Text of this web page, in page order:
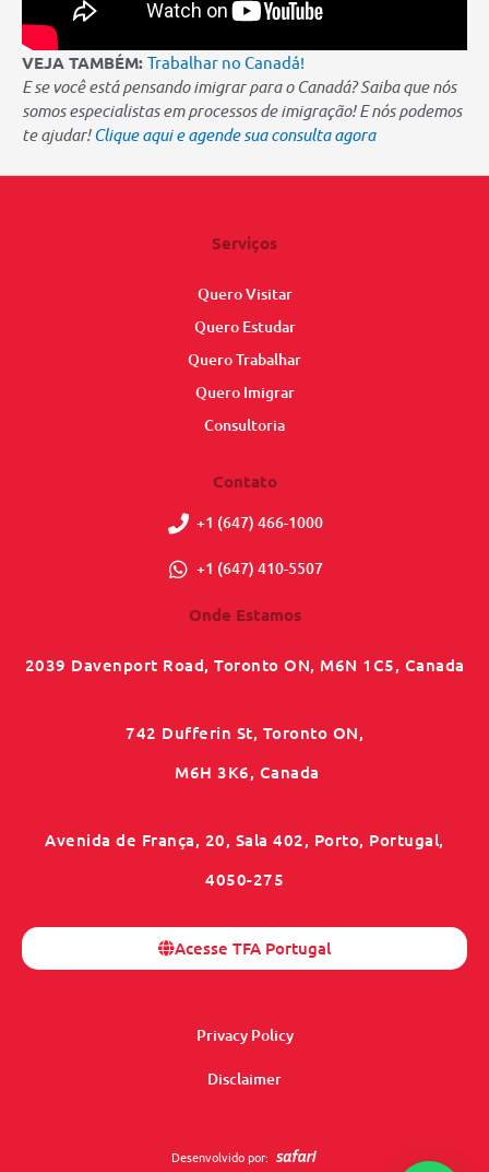
VEJA TAMBÉM: Trabalhar no Canadá!
E se você está pensando imigrar para o Canadá? Saiba que nós
somos especialistas em processos de imigração! E nós podemos
te ajudar!Clique aqui e agende sua consulta agora
Serviços
Quero Visitar
Quero Estudar
Quero Trabalhar
Quero Imigrar
Consultoria
Contato
+1 (647) 466-1000
+1 (647) 410-5507
Onde Estamos
2039 Davenport Road, Toronto ON, M6N 1C5, Canada
742 Dufferin St, Toronto ON,
M6H 3K6, Canada
Avenida de França, 20, Sala 402, Porto, Portugal,
4050-275
Acesse TFA Portugal
Privacy Policy
Disclaimer
Desenvolvido por: